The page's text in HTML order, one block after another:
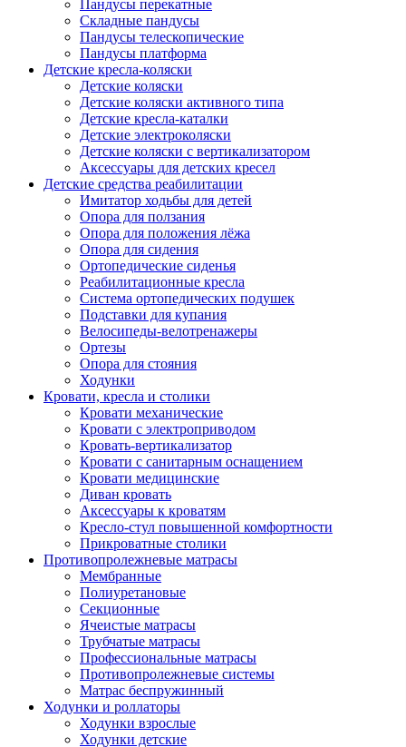
Пандусы перекатные
Складные пандусы
Пандусы телескопические
Пандусы платформа
Детские кресла-коляски
Детские коляски
Детские коляски активного типа
Детские кресла-каталки
Детские электроколяски
Детские коляски с вертикализатором
Аксессуары для детских кресел
Детские средства реабилитации
Имитатор ходьбы для детей
Опора для ползания
Опора для положения лёжа
Опора для сидения
Ортопедические сиденья
Реабилитационные кресла
Система ортопедических подушек
Подставки для купания
Велосипеды-велотренажеры
Ортезы
Опора для стояния
Ходунки
Кровати, кресла и столики
Кровати механические
Кровати с электроприводом
Кровать-вертикализатор
Кровати с санитарным оснащением
Кровати медицинские
Диван кровать
Аксессуары к кроватям
Кресло-стул повышенной комфортности
Прикроватные столики
Противопролежневые матрасы
Мембранные
Полиуретановые
Секционные
Ячеистые матрасы
Трубчатые матрасы
Профессиональные матрасы
Противопролежневые системы
Матрас беспружинный
Ходунки и роллаторы
Ходунки взрослые
Ходунки детские